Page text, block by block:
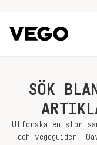
SÖK
Utforska en stor
och vegoguider!